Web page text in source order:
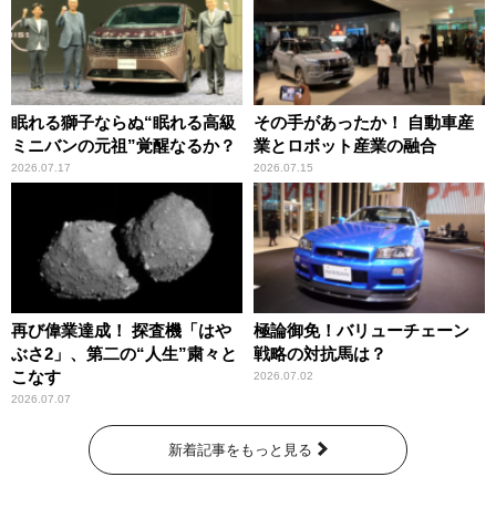
眠れる獅子ならぬ“眠れる高級
ミニバンの元祖”覚醒なるか？
2026.07.17
その手があったか！ 自動車産
業とロボット産業の融合
2026.07.15
再び偉業達成！ 探査機「はや
ぶさ2」、第二の“人生”粛々と
こなす
2026.07.07
極論御免！バリューチェーン
戦略の対抗馬は？
2026.07.02
新着記事をもっと見る